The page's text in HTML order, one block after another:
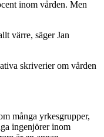
inom vården. Men
värre, säger Jan
skriverier om vården
många yrkesgrupper,
ingenjörer inom